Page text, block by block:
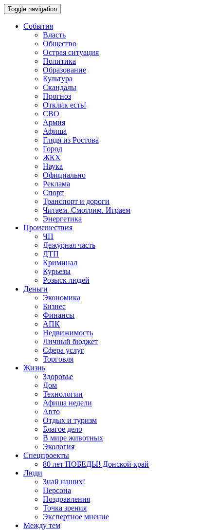
Toggle navigation
События
Власть
Общество
Острая ситуация
Политика
Образование
Культура
Скандалы
Прогноз
Отклик есть!
СВО
Армия
Афиша
Глядя из Ростова
Город
ЖКХ
Наука
Официально
Реклама
Спорт
Транспорт и дороги
Читаем. Смотрим. Играем
Энергетика
Происшествия
ЧП
Дежурная часть
ДТП
Криминал
Курьезы
Розыск людей
Деньги
Экономика
Бизнес
Финансы
АПК
Недвижимость
Личный бюджет
Сфера услуг
Торговля
Жизнь
Здоровье
Дом
Технологии
Афиша недели
Авто
Отдых и туризм
Благое дело
В мире животных
Экология
Спецпроекты
80 лет ПОБЕДЫ! Донской край
Люди
Знай наших!
Персона
Поздравления
Точка зрения
Экспертное мнение
Между тем